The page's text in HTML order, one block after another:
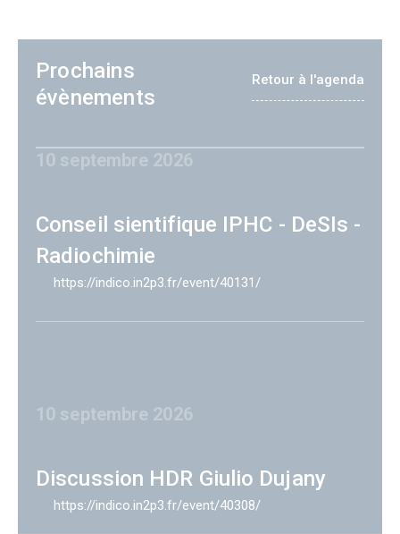
Prochains
évènements
Retour à l'agenda
10 septembre 2026
Conseil sientifique IPHC - DeSIs -
Radiochimie
https://indico.in2p3.fr/event/40131/
10 septembre 2026
Discussion HDR Giulio Dujany
https://indico.in2p3.fr/event/40308/